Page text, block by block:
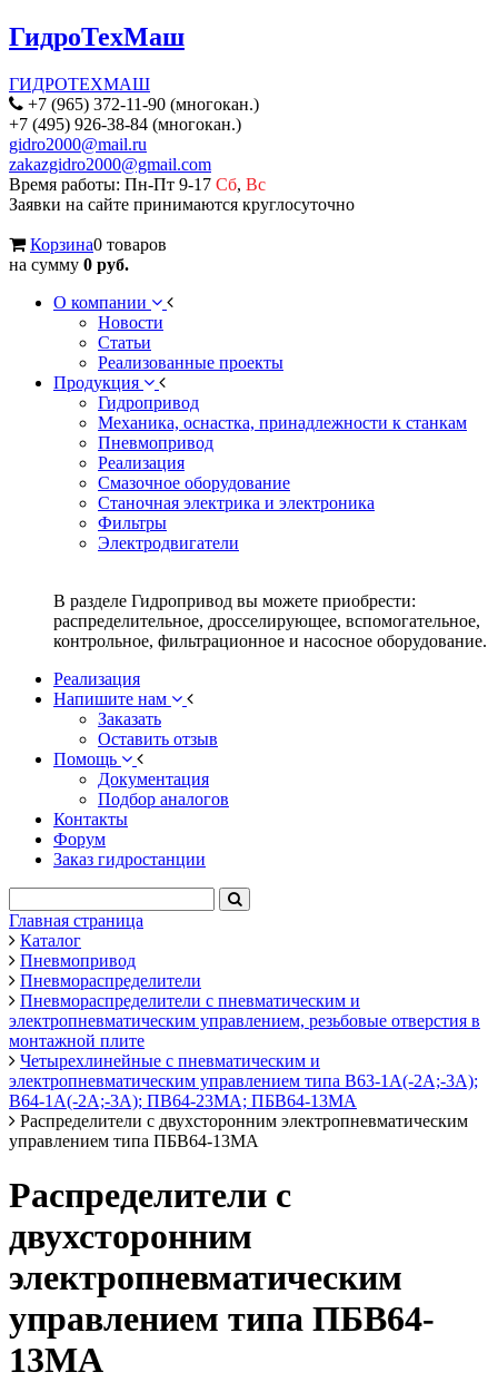
ГидроТехМаш
ГИДРОТЕХМАШ
+7 (965) 372-11-90 (многокан.)
+7 (495) 926-38-84 (многокан.)
gidro2000@mail.ru
zakazgidro2000@gmail.com
Время работы: Пн-Пт 9-17 Сб, Вс
Заявки на сайте принимаются круглосуточно
Корзина0 товаров
на сумму 0 руб.
О компании
Новости
Статьи
Реализованные проекты
Продукция
Гидропривод
Механика, оснастка, принадлежности к станкам
Пневмопривод
Реализация
Смазочное оборудование
Станочная электрика и электроника
Фильтры
Электродвигатели
В разделе Гидропривод вы можете приобрести:
распределительное, дросселирующее, вспомогательное,
контрольное, фильтрационное и насосное оборудование.
Реализация
Напишите нам
Заказать
Оставить отзыв
Помощь
Документация
Подбор аналогов
Контакты
Форум
Заказ гидростанции
Главная страница
Каталог
Пневмопривод
Пневмораспределители
Пневмораспределители с пневматическим и
электропневматическим управлением, резьбовые отверстия в
монтажной плите
Четырехлинейные с пневматическим и
электропневматическим управлением типа В63-1А(-2А;-3А);
В64-1А(-2А;-3А); ПВ64-23МА; ПБВ64-13МА
Распределители с двухсторонним электропневматическим
управлением типа ПБВ64-13МА
Распределители с
двухсторонним
электропневматическим
управлением типа ПБВ64-
13МА